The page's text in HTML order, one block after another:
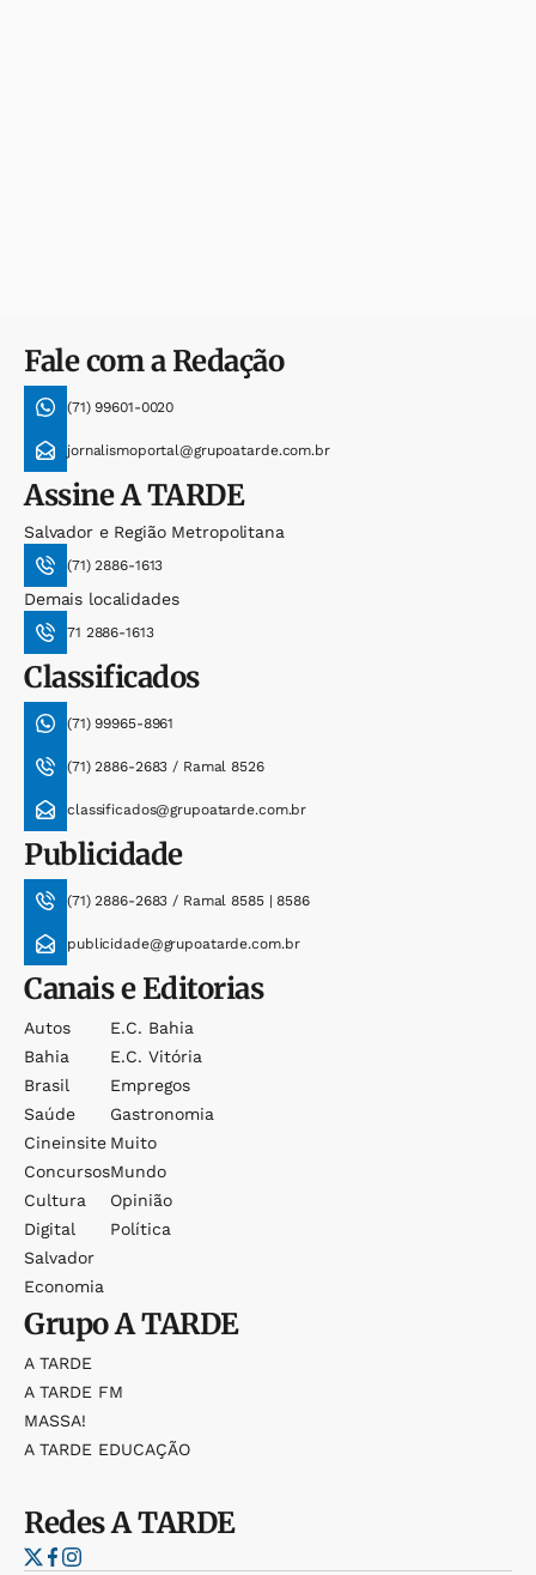
Fale com a Redação
(71) 99601-0020
jornalismoportal@grupoatarde.com.br
AssineA TARDE
Salvador e Região Metropolitana
(71) 2886-1613
Demais localidades
71 2886-1613
Classificados
(71) 99965-8961
(71) 2886-2683 / Ramal 8526
classificados@grupoatarde.com.br
Publicidade
(71) 2886-2683 / Ramal 8585 | 8586
publicidade@grupoatarde.com.br
Canais e Editorias
Autos
Bahia
Brasil
Saúde
Cineinsite
Concursos
Cultura
Digital
Salvador
Economia
E.c. Bahia
E.c. Vitória
Empregos
Gastronomia
Muito
Mundo
Opinião
Política
GrupoA TARDE
A TARDE
A TARDE FM
MASSA!
A TARDE EDUCAÇÃO
RedesA TARDE